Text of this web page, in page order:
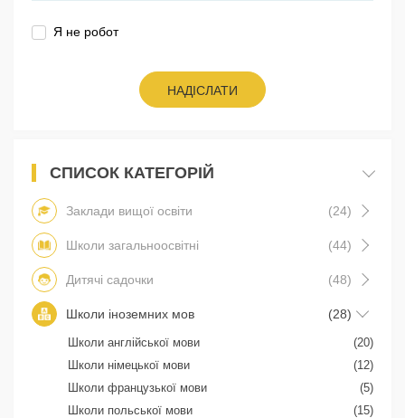
Я не робот
НАДІСЛАТИ
СПИСОК КАТЕГОРІЙ
Заклади вищої освіти (24)
Школи загальноосвітні (44)
Дитячі садочки (48)
Школи іноземних мов (28)
Школи англійської мови
(20)
Школи німецької мови
(12)
Школи французької мови
(5)
Школи польської мови
(15)